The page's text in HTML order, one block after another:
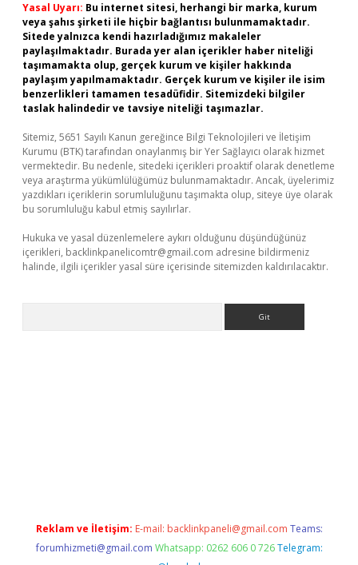
Yasal Uyarı: Bu internet sitesi, herhangi bir marka, kurum
veya şahıs şirketi ile hiçbir bağlantısı bulunmamaktadır.
Sitede yalnızca kendi hazırladığımız makaleler
paylaşılmaktadır. Burada yer alan içerikler haber niteliği
taşımamakta olup, gerçek kurum ve kişiler hakkında
paylaşım yapılmamaktadır. Gerçek kurum ve kişiler ile isim
benzerlikleri tamamen tesadüfidir. Sitemizdeki bilgiler
taslak halindedir ve tavsiye niteliği taşımazlar.
Sitemiz, 5651 Sayılı Kanun gereğince Bilgi Teknolojileri ve İletişim
Kurumu (BTK) tarafından onaylanmış bir Yer Sağlayıcı olarak hizmet
vermektedir. Bu nedenle, sitedeki içerikleri proaktif olarak denetleme
veya araştırma yükümlülüğümüz bulunmamaktadır. Ancak, üyelerimiz
yazdıkları içeriklerin sorumluluğunu taşımakta olup, siteye üye olarak
bu sorumluluğu kabul etmiş sayılırlar.
Hukuka ve yasal düzenlemelere aykırı olduğunu düşündüğünüz
içerikleri, backlinkpanelicomtr@gmail.com adresine bildirmeniz
halinde, ilgili içerikler yasal süre içerisinde sitemizden kaldırılacaktır.
Reklam ve İletişim: E-mail: backlinkpaneli@gmail.com Teams:
forumhizmeti@gmail.com Whatsapp: 0262 606 0 726 Telegram: